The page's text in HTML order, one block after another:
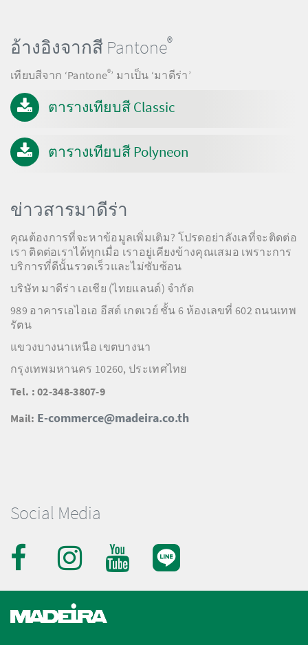
Social Media
อ้างอิงจากสี Pantone®
เทียบสีจาก ‘Pantone®’ มาเป็น ‘มาดีร่า’
ตารางเทียบสี Classic
ตารางเทียบสี Polyneon
ข่าวสารมาดีร่า
คุณต้องการที่จะหาข้อมูลเพิ่มเติม? โปรดอย่าลังเลที่จะติดต่อ
เรา ติดต่อเราได้ทุกเมื่อ เราอยู่เคียงข้างคุณเสมอ เพราะการ
บริการที่ดีนั้นรวดเร็วและไม่ซับซ้อน
บริษัท มาดีร่า เอเชีย (ไทยแลนด์) จำกัด
989 อาคารเอไอเอ อีสต์ เกตเวย์ ชั้น 6 ห้องเลขที่ 602 ถนนเทพ
รัตน
แขวงบางนาเหนือ เขตบางนา
กรุงเทพมหานคร 10260, ประเทศไทย
Tel. : 02-348-3807-9
Mail: E-commerce@madeira.co.th